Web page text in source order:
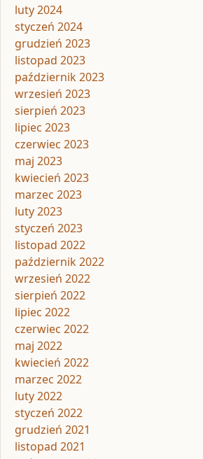
luty 2024
styczeń 2024
grudzień 2023
listopad 2023
październik 2023
wrzesień 2023
sierpień 2023
lipiec 2023
czerwiec 2023
maj 2023
kwiecień 2023
marzec 2023
luty 2023
styczeń 2023
listopad 2022
październik 2022
wrzesień 2022
sierpień 2022
lipiec 2022
czerwiec 2022
maj 2022
kwiecień 2022
marzec 2022
luty 2022
styczeń 2022
grudzień 2021
listopad 2021